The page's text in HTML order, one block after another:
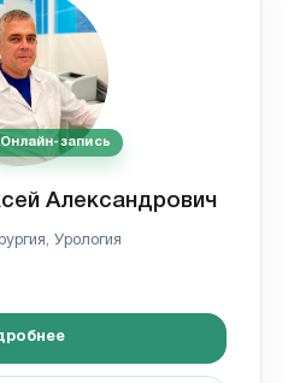
Онлайн-запись
Александрович
Урология